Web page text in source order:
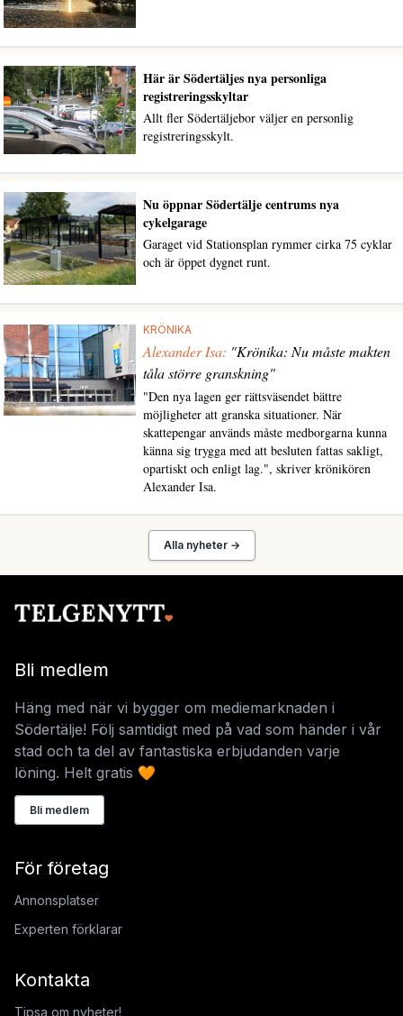
Här är Södertäljes nya personliga
registreringsskyltar
Allt fler Södertäljebor väljer en personlig
registreringsskylt.
Nu öppnar Södertälje centrums nya
cykelgarage
Garaget vid Stationsplan rymmer cirka 75 cyklar
och är öppet dygnet runt.
KRÖNIKA
Alexander Isa: "Krönika: Nu måste makten
tåla större granskning"
"Den nya lagen ger rättsväsendet bättre
möjligheter att granska situationer. När
skattepengar används måste medborgarna kunna
känna sig trygga med att besluten fattas sakligt,
opartiskt och enligt lag.", skriver krönikören
Alexander Isa.
Alla nyheter →
Bli medlem
Häng med när vi bygger om mediemarknaden i
Södertälje! Följ samtidigt med på vad som händer i vår
stad och ta del av fantastiska erbjudanden varje
löning. Helt gratis 🧡
Bli medlem
För företag
Annonsplatser
Experten förklarar
Kontakta
Tipsa om nyheter!